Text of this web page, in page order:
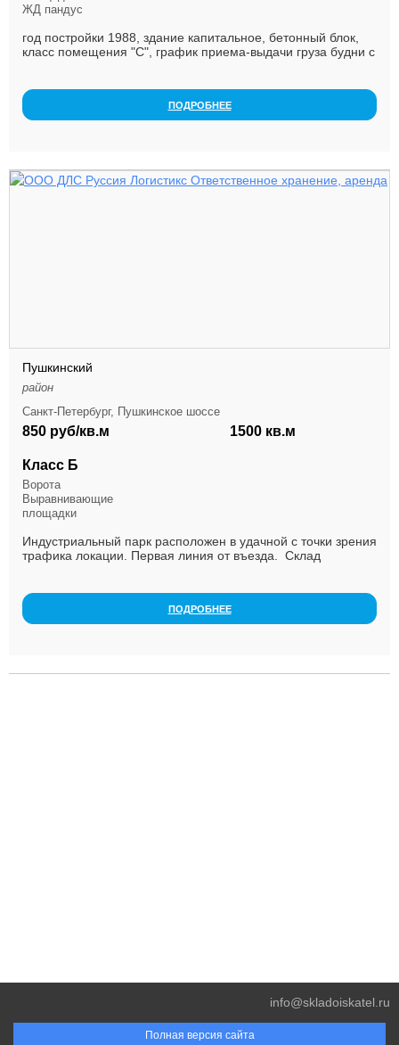
ЖД пандус
год постройки 1988, здание капитальное, бетонный блок,
класс помещения "C", график приема-выдачи груза будни с
ПОДРОБНЕЕ
Пушкинский
район
Санкт-Петербург, Пушкинское шоссе
850 руб/кв.м 1500 кв.м
Класс Б
Ворота
Выравнивающие
площадки
Индустриальный парк расположен в удачной с точки зрения
трафика локации. Первая линия от въезда. Склад
ПОДРОБНЕЕ
Полная версия сайта
info@skladoiskatel.ru